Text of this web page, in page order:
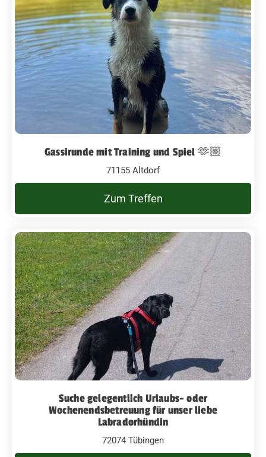
Gassirunde mit Training und Spiel 🫶🏼
71155 Altdorf
Zum Treffen
Suche gelegentlich Urlaubs- oder
Wochenendsbetreuung für unser liebe
Labradorhündin
72074 Tübingen